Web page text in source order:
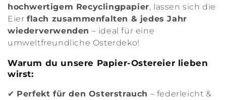
hochwertigem Recyclingpapier, lassen sich die
Eier flach zusammenfalten & jedes Jahr
wiederverwenden – ideal für eine
umweltfreundliche Osterdeko!
Warum du unsere Papier-Ostereier lieben
wirst:
✔ Perfekt für den Osterstrauch – federleicht &